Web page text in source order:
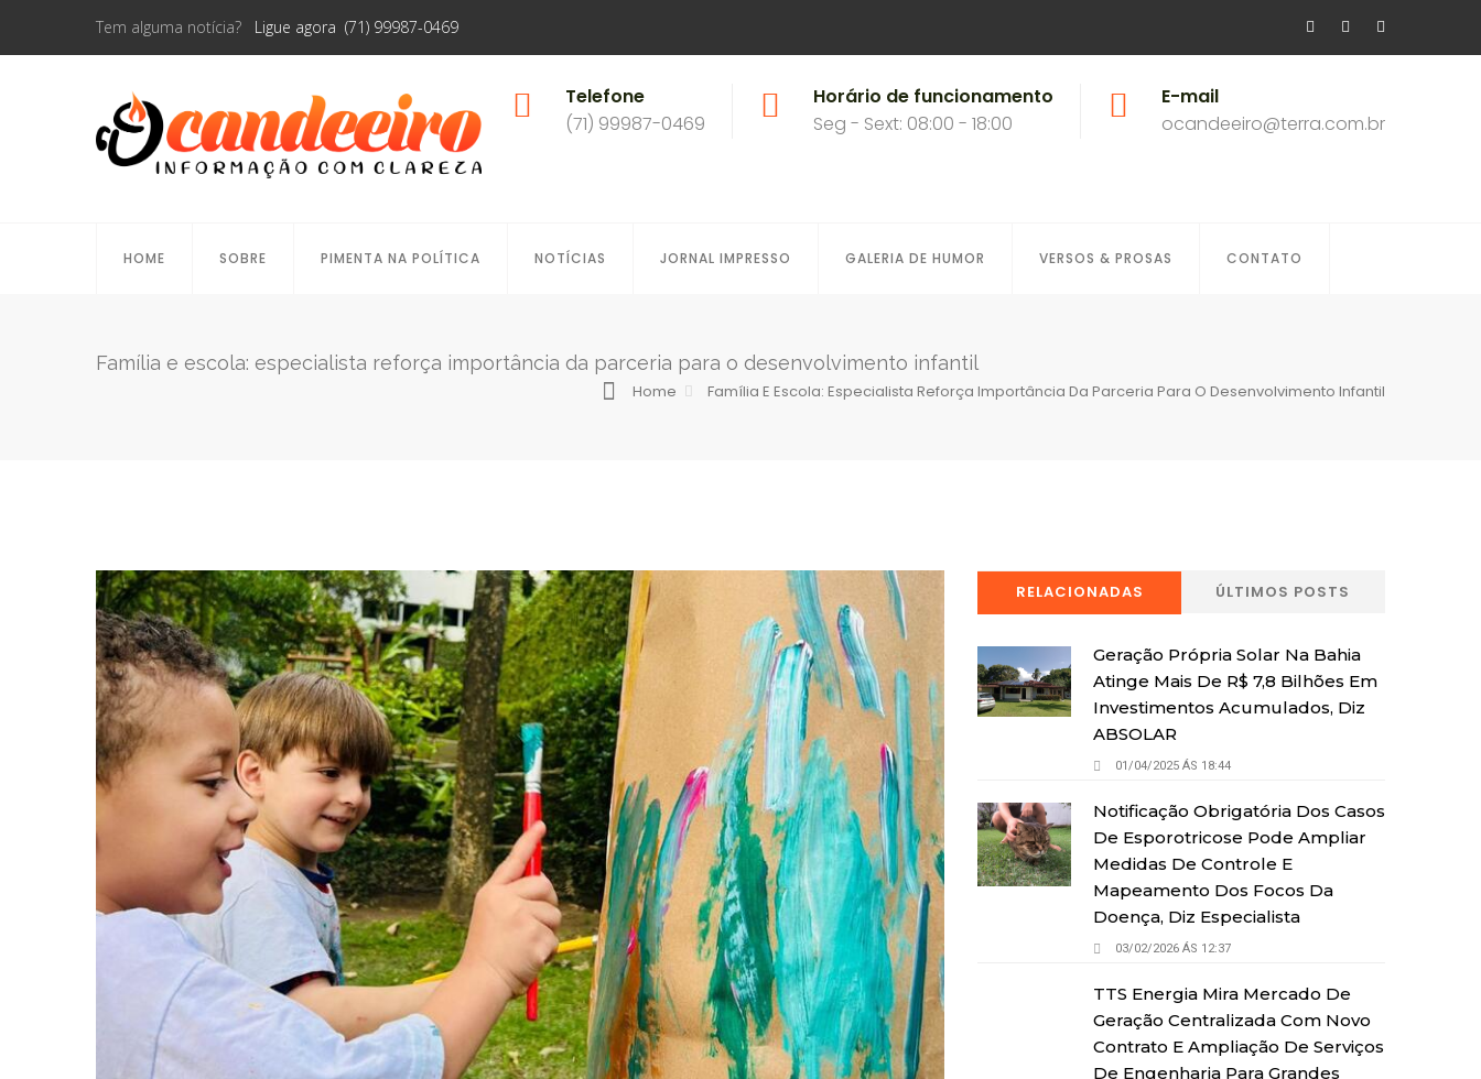
Tem alguma notícia? Ligue agora (71) 99987-0469
Telefone
(71) 99987-0469
Horário de funcionamento
Seg - Sext: 08:00 - 18:00
E-mail
ocandeeiro@terra.com.br
HOME SOBRE PIMENTA NA POLÍTICA NOTÍCIAS JORNAL IMPRESSO GALERIA DE HUMOR VERSOS & PROSAS CONTATO
Família e escola: especialista reforça importância da parceria para o desenvolvimento infantil
Home Família E Escola: Especialista Reforça Importância Da Parceria Para O Desenvolvimento Infantil
RELACIONADAS ÚLTIMOS POSTS
Geração Própria Solar Na Bahia
Atinge Mais De R$ 7,8 Bilhões Em
Investimentos Acumulados, Diz
ABSOLAR
01/04/2025 ÁS 18:44
Notificação Obrigatória Dos Casos
De Esporotricose Pode Ampliar
Medidas De Controle E
Mapeamento Dos Focos Da
Doença, Diz Especialista
03/02/2026 ÁS 12:37
TTS Energia Mira Mercado De
Geração Centralizada Com Novo
Contrato E Ampliação De Serviços
De Engenharia Para Grandes